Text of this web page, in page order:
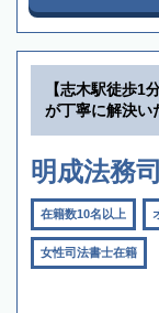
【志木駅徒歩1
が丁寧に解決い
明成法務
在籍数10名以上
女性司法書士在籍